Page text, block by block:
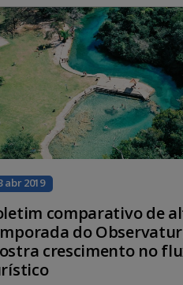
abr 2019
comparativo de
do
crescimento no